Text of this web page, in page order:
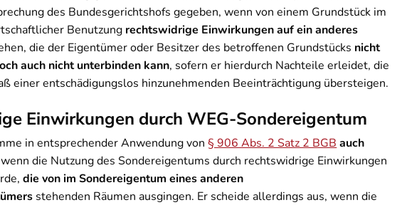
des Bundesgerichtshofs gegeben, wenn von einem Grundstück im
Benutzung rechtswidrige Einwirkungen auf ein anderes
die der Eigentümer oder Besitzer des betroffenen Grundstücks nicht
auch nicht unterbinden kann, sofern er hierdurch Nachteile erleidet, die
einer entschädigungslos hinzunehmenden Beeinträchtigung übersteigen.
Einwirkungen durch WEG-Sondereigentum
in entsprechender Anwendung von§ 906 Abs. 2 Satz 2 BGB auch
die Nutzung des Sondereigentums durch rechtswidrige Einwirkungen
die von im Sondereigentum eines anderen
stehenden Räumen ausgingen. Er scheide allerdings aus, wenn die